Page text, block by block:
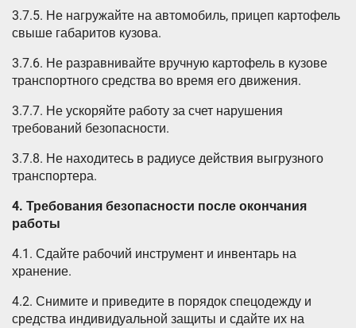
3.7.5. Не нагружайте на автомобиль, прицеп картофель
свыше габаритов кузова.
3.7.6. Не разравнивайте вручную картофель в кузове
транспортного средства во время его движения.
3.7.7. Не ускоряйте работу за счет нарушения
требований безопасности.
3.7.8. Не находитесь в радиусе действия выгрузного
транспортера.
4. Требования безопасности после окончания
работы
4.1. Сдайте рабочий инструмент и инвентарь на
хранение.
4.2. Снимите и приведите в порядок спецодежду и
средства индивидуальной защиты и сдайте их на